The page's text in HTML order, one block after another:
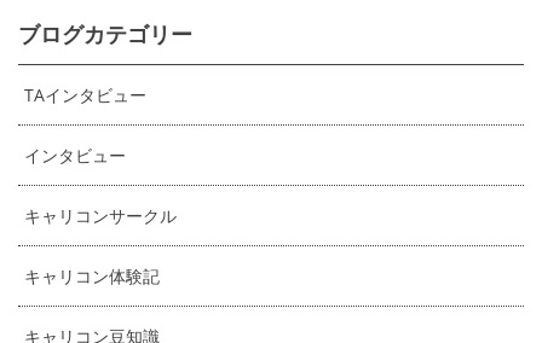
ブログカテゴリー
TAインタビュー
インタビュー
キャリコンサークル
キャリコン体験記
キャリコン豆知識